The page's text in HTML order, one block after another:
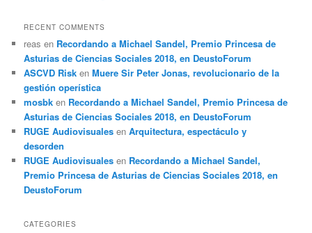
RECENT COMMENTS
reas en Recordando a Michael Sandel, Premio Princesa de
Asturias de Ciencias Sociales 2018, en DeustoForum
ASCVD Risk enMuere Sir Peter Jonas, revolucionario de la
gestión operística
mosbk en Recordando a Michael Sandel, Premio Princesa de
Asturias de Ciencias Sociales 2018, en DeustoForum
RUGE Audiovisuales enArquitectura, espectáculo y
desorden
RUGE Audiovisuales en Recordando a Michael Sandel,
Premio Princesa de Asturias de Ciencias Sociales 2018, en
DeustoForum
CATEGORIES